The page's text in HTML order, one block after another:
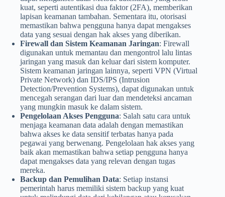
kuat, seperti autentikasi dua faktor (2FA), memberikan
lapisan keamanan tambahan. Sementara itu, otorisasi
memastikan bahwa pengguna hanya dapat mengakses
data yang sesuai dengan hak akses yang diberikan.
Firewall dan Sistem Keamanan Jaringan: Firewall
digunakan untuk memantau dan mengontrol lalu lintas
jaringan yang masuk dan keluar dari sistem komputer.
Sistem keamanan jaringan lainnya, seperti VPN (Virtual
Private Network) dan IDS/IPS (Intrusion
Detection/Prevention Systems), dapat digunakan untuk
mencegah serangan dari luar dan mendeteksi ancaman
yang mungkin masuk ke dalam sistem.
Pengelolaan Akses Pengguna: Salah satu cara untuk
menjaga keamanan data adalah dengan memastikan
bahwa akses ke data sensitif terbatas hanya pada
pegawai yang berwenang. Pengelolaan hak akses yang
baik akan memastikan bahwa setiap pengguna hanya
dapat mengakses data yang relevan dengan tugas
mereka.
Backup dan Pemulihan Data: Setiap instansi
pemerintah harus memiliki sistem backup yang kuat